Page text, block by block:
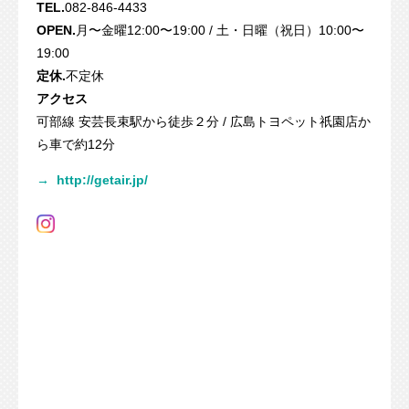
TEL.082-846-4433
OPEN. 月〜金曜12:00〜19:00 / 土・日曜（祝日）10:00〜
19:00
定休.不定休
アクセス
可部線 安芸長束駅から徒歩２分 / 広島トヨペット祇園店か
ら車で約12分
→ http://getair.jp/